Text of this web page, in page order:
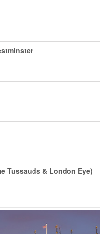
Tussauds & London Eye)